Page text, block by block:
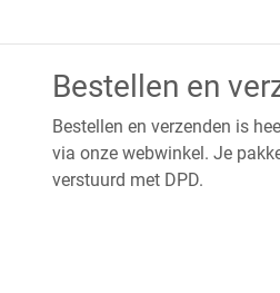
Bestellen en
Bestellen en verzenden is
via onze webwinkel. Je
verstuurd met DPD.